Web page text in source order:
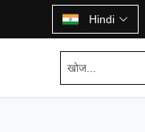
Hindi